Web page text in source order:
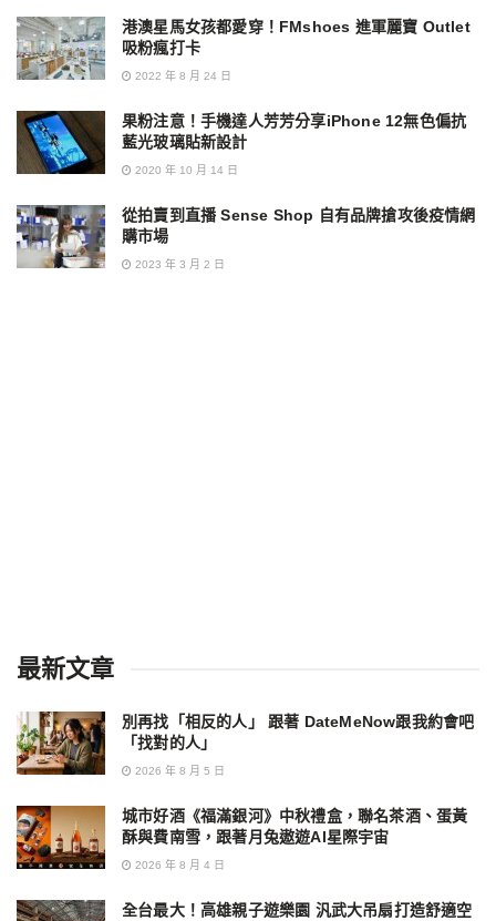
港澳星馬女孩都愛穿！FMshoes 進軍麗寶 Outlet
吸粉瘋打卡
2022 年 8 月 24 日
果粉注意！手機達人芳芳分享iPhone 12無色偏抗
藍光玻璃貼新設計
2020 年 10 月 14 日
從拍賣到直播 Sense Shop 自有品牌搶攻後疫情網
購市場
2023 年 3 月 2 日
最新文章
別再找「相反的人」 跟著 DateMeNow跟我約會吧
「找對的人」
2026 年 8 月 5 日
城市好酒《福滿銀河》中秋禮盒，聯名茶酒、蛋黃
酥與費南雪，跟著月兔遨遊AI星際宇宙
2026 年 8 月 4 日
全台最大！高雄親子遊樂園 汎武大吊扇打造舒適空